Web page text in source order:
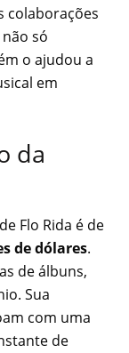
colaborações
só
o ajudou a
em
da
Flo Rida é de
de dólares.
de álbuns,
Sua
com uma
de